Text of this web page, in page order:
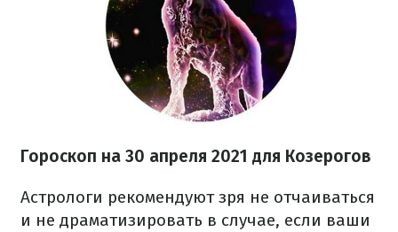
Гороскоп на 30 апреля 2021 для Козерогов
Астрологи рекомендуют зря не отчаиваться
и не драматизировать в случае, если ваши